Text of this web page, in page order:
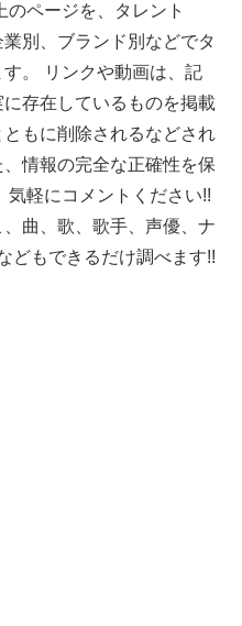
ページを、タレント
別、ブランド別などでタ
。 リンクや動画は、記
存在しているものを掲載
もに削除されるなどされ
情報の完全な正確性を保
気軽にコメントください!!
曲、歌、歌手、声優、ナ
どもできるだけ調べます!!